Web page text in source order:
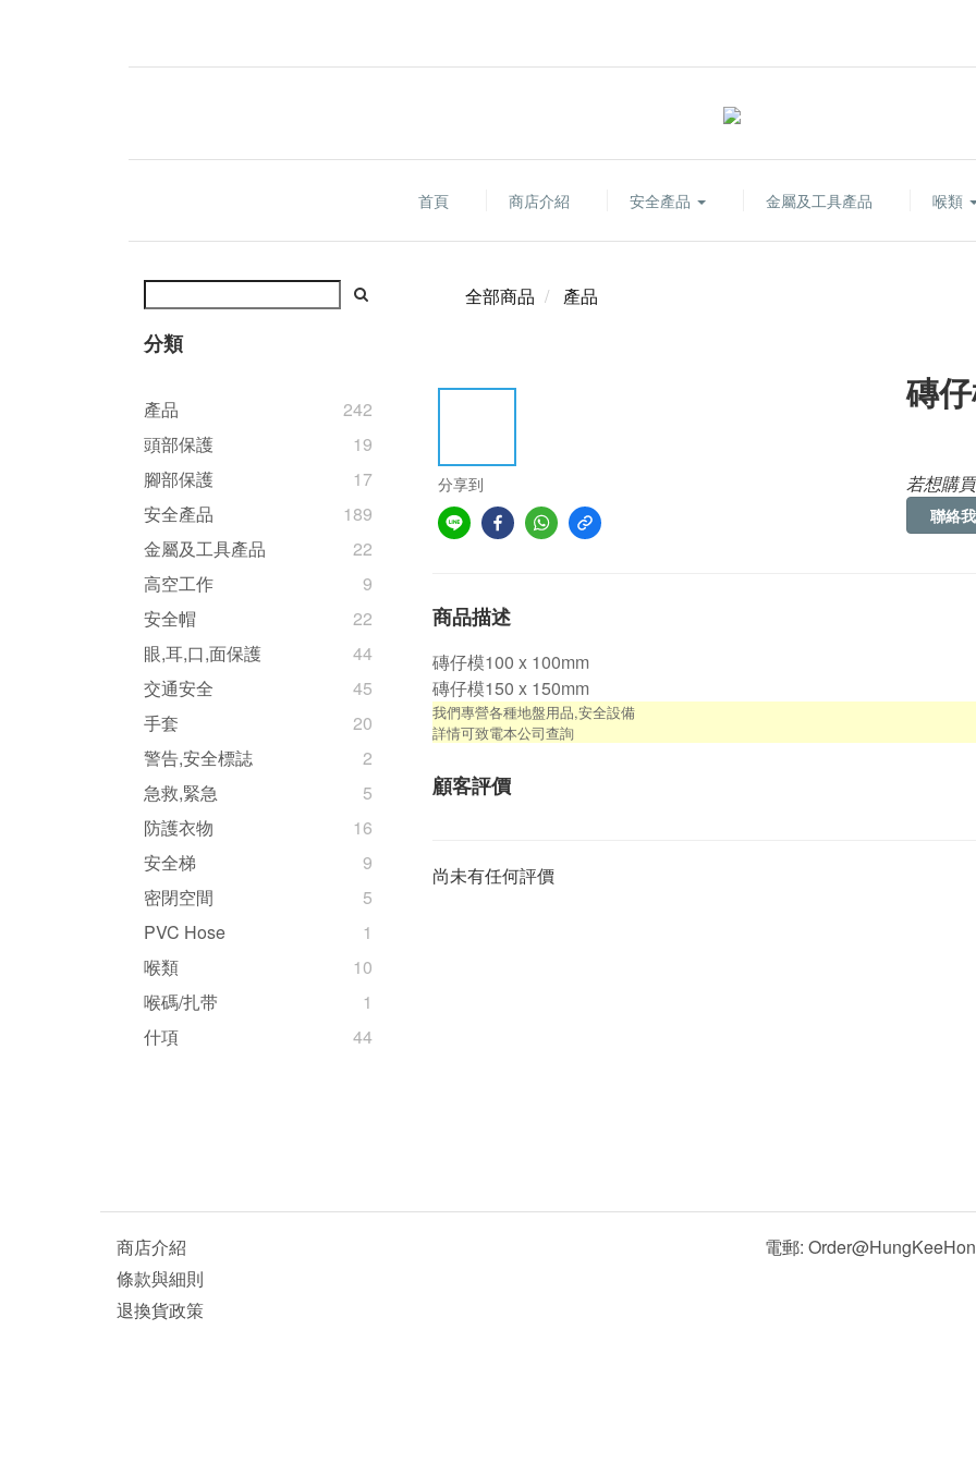
首頁 商店介紹 安全產品 金屬及工具產品 喉類
分類
產品
242
頭部保護
19
腳部保護
17
安全產品
189
金屬及工具產品
22
高空工作
9
安全帽
22
眼,耳,口,面保護
44
交通安全
45
手套
20
警告,安全標誌
2
急救,緊急
5
防護衣物
16
安全梯
9
密閉空間
5
PVC Hose
1
喉類
10
喉碼/扎带
1
什項
44
全部商品 產品
分享到
磚
若想購
聯絡
商品描述
磚仔模100 x 100mm
磚仔模150 x 150mm
我們專營各種地盤用品,安全設備
詳情可致電本公司查詢
顧客評價
尚未有任何評價
商店介紹
條款與細則
退換貨政策
電郵: